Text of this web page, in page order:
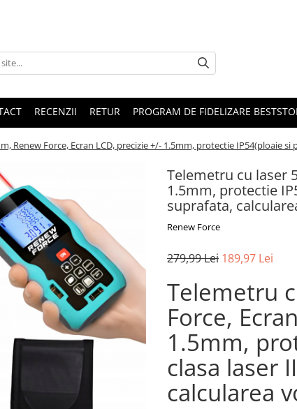
RECENZII RETUR PROGRAM DE FIDELIZARE
Renew Force, Ecran LCD, precizie +/- 1.5mm, protectie IP54(ploaie
Telemetru cu laser
1.5mm, protectie
suprafata,
Renew Force
279,99 Lei 189,97 Lei
Telemetru
Force,
1.5mm,
clasa laser
calcularea